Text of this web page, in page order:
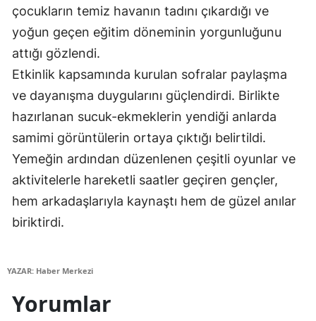
Eskişehir
Gaziantep
Gümüşhane
Hakkari
Hatay
Isparta
Mersin
çocukların temiz havanın tadını çıkardığı ve
yoğun geçen eğitim döneminin yorgunluğunu
attığı gözlendi.
Etkinlik kapsamında kurulan sofralar paylaşma
ve dayanışma duygularını güçlendirdi. Birlikte
hazırlanan sucuk-ekmeklerin yendiği anlarda
samimi görüntülerin ortaya çıktığı belirtildi.
Yemeğin ardından düzenlenen çeşitli oyunlar ve
aktivitelerle hareketli saatler geçiren gençler,
hem arkadaşlarıyla kaynaştı hem de güzel anılar
biriktirdi.
YAZAR: Haber Merkezi
Yorumlar